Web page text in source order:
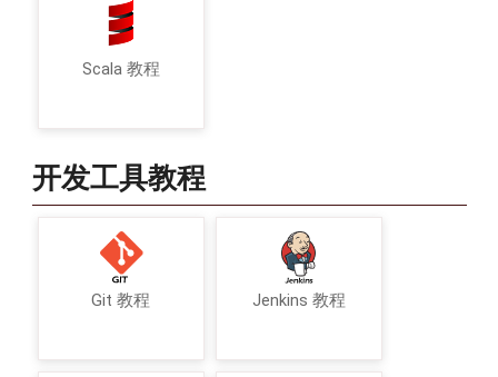
Scala 教程
开发工具教程
Git 教程 Jenkins 教程